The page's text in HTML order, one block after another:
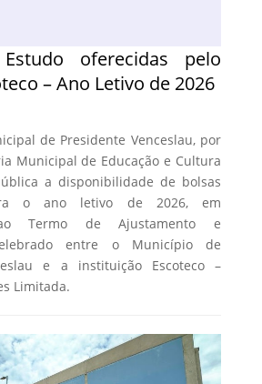
oferecidas pelo
– Ano Letivo de 2026
de Presidente Venceslau, por
Municipal de Educação e Cultura
a disponibilidade de bolsas
o ano letivo de 2026, em
Termo de Ajustamento e
entre o Município de
e a instituição Escoteco –
Limitada.